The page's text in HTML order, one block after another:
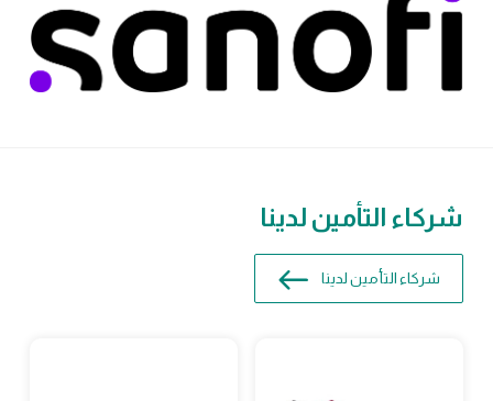
شركاء التأمين لدينا
شركاء التأمين لدينا